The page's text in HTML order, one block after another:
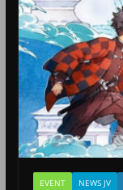
EVENT NEWS JV